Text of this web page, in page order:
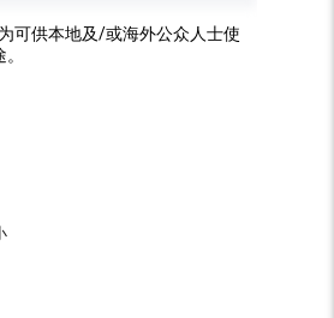
可供本地及/或海外公众人士使